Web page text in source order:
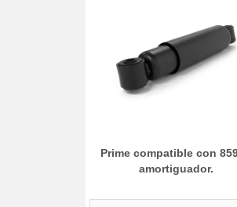
Prime compatible con
amortiguador.